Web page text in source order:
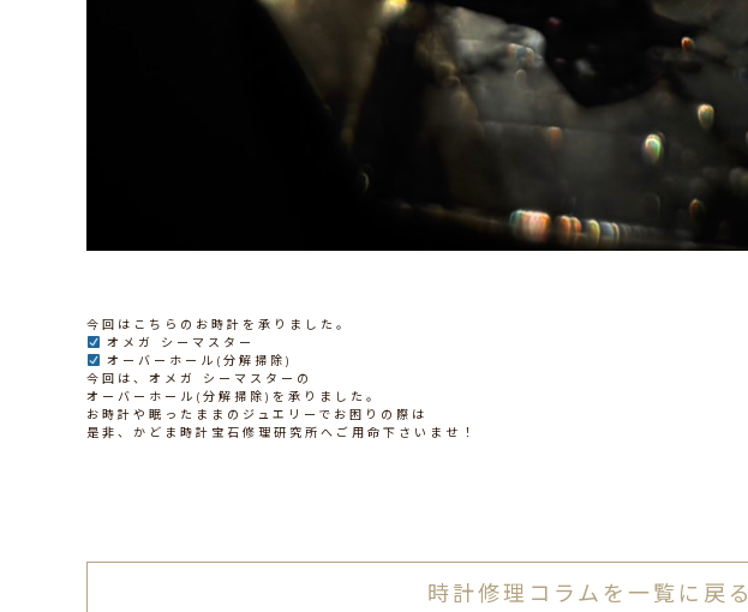
今回はこちらのお時計を承りました。
オメガ シーマスター
オーバーホール(分解掃除)
今回は、オメガ シーマスターの
オーバーホール(分解掃除)を承りました。
お時計や眠ったままのジュエリーでお困りの際は
是非、かどま時計宝石修理研究所へご用命下さいませ！
時計修理コラムを一覧に戻る